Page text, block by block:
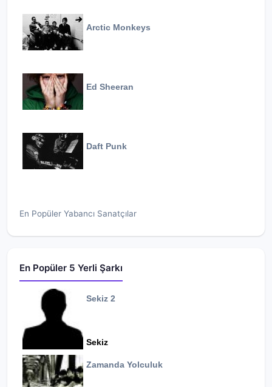
Arctic Monkeys
Ed Sheeran
Daft Punk
En Popüler Yabancı Sanatçılar
En Popüler 5 Yerli Şarkı
Sekiz 2
Sekiz
Zamanda Yolculuk